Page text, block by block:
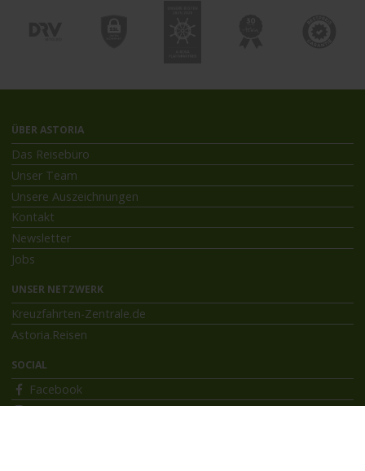
ÜBER ASTORIA
Das Reisebüro
Unser Team
Unsere Auszeichnungen
Kontakt
Newsletter
Jobs
UNSER NETZWERK
Kreuzfahrten-Zentrale.de
Astoria.Reisen
SOCIAL
Facebook
Instagram